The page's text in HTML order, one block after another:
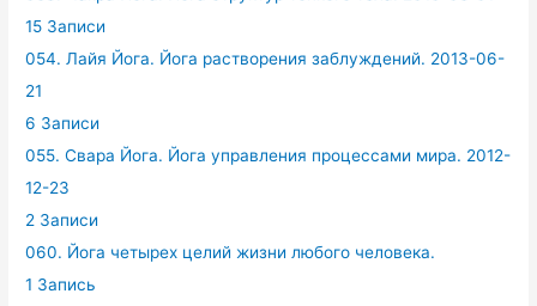
15 Записи
054. Лайя Йога. Йога растворения заблуждений. 2013-06-
21
6 Записи
055. Свара Йога. Йога управления процессами мира. 2012-
12-23
2 Записи
060. Йога четырех целий жизни любого человека.
1 Запись